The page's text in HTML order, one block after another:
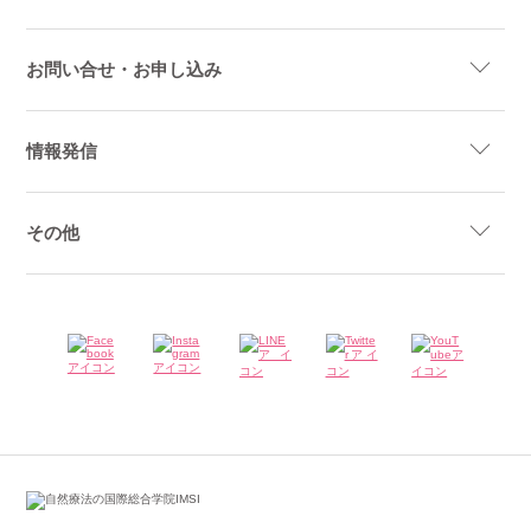
お問い合せ・お申し込み
情報発信
その他